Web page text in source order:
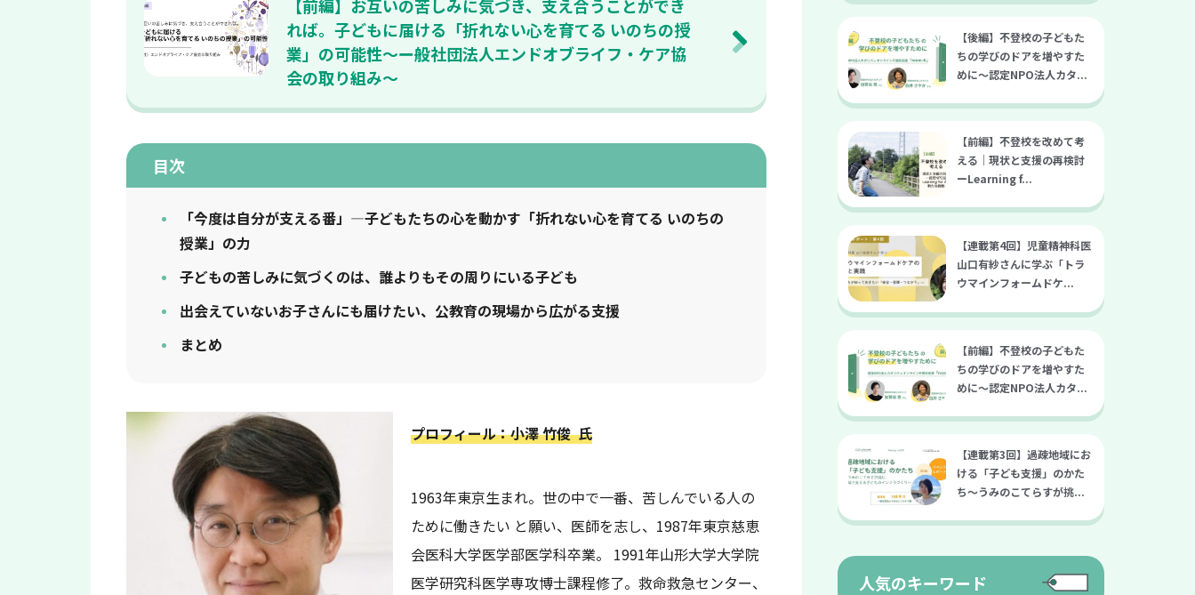
【前編】お互いの苦しみに気づき、支え合うことができ
れば。子どもに届ける「折れない心を育てる いのちの授
業」の可能性〜ー般社団法人エンドオブライフ・ケア協
会の取り組み〜
目次
「今度は自分が支える番」―子どもたちの心を動かす「折れない心を育てる いのちの
授業」の力
子どもの苦しみに気づくのは、誰よりもその周りにいる子ども
出会えていないお子さんにも届けたい、公教育の現場から広がる支援
まとめ
プロフィール：小澤 竹俊 氏
1963年東京生まれ。世の中で一番、苦しんでいる人の
ために働きたい と願い、医師を志し、1987年東京慈恵
会医科大学医学部医学科卒業。 1991年山形大学大学院
医学研究科医学専攻博士課程修了。救命救急センター、
【後編】不登校の子どもた
ちの学びのドアを増やすた
めに～認定NPO法人カタ...
【前編】不登校を改めて考
える｜現状と支援の再検討
ーLearning f...
【連載第4回】児童精神科医
山口有紗さんに学ぶ「トラ
ウマインフォームドケ...
【前編】不登校の子どもた
ちの学びのドアを増やすた
めに～認定NPO法人カタ...
【連載第3回】過疎地域にお
ける「子ども支援」のかた
ち〜うみのこてらすが挑...
人気のキーワード